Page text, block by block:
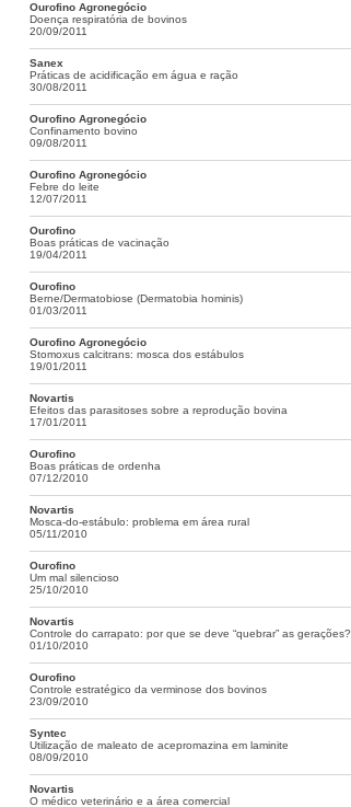
Ourofino Agronegócio
Doença respiratória de bovinos
20/09/2011
Sanex
Práticas de acidificação em água e ração
30/08/2011
Ourofino Agronegócio
Confinamento bovino
09/08/2011
Ourofino Agronegócio
Febre do leite
12/07/2011
Ourofino
Boas práticas de vacinação
19/04/2011
Ourofino
Berne/Dermatobiose (Dermatobia hominis)
01/03/2011
Ourofino Agronegócio
Stomoxus calcitrans: mosca dos estábulos
19/01/2011
Novartis
Efeitos das parasitoses sobre a reprodução bovina
17/01/2011
Ourofino
Boas práticas de ordenha
07/12/2010
Novartis
Mosca-do-estábulo: problema em área rural
05/11/2010
Ourofino
Um mal silencioso
25/10/2010
Novartis
Controle do carrapato: por que se deve “quebrar” as gerações?
01/10/2010
Ourofino
Controle estratégico da verminose dos bovinos
23/09/2010
Syntec
Utilização de maleato de acepromazina em laminite
08/09/2010
Novartis
O médico veterinário e a área comercial